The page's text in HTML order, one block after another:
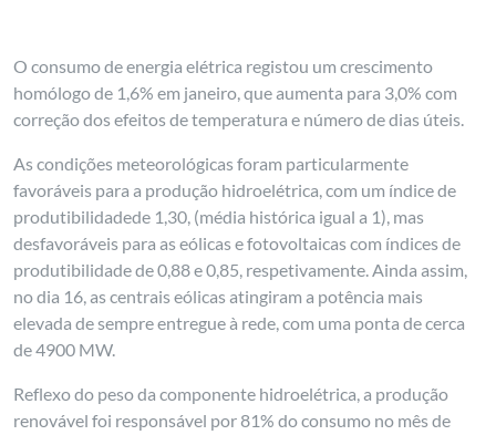
O consumo de energia elétrica registou um crescimento
homólogo de 1,6% em janeiro, que aumenta para 3,0% com
correção dos efeitos de temperatura e número de dias úteis.
As condições meteorológicas foram particularmente
favoráveis para a produção hidroelétrica, com um índice de
produtibilidadede 1,30, (média histórica igual a 1), mas
desfavoráveis para as eólicas e fotovoltaicas com índices de
produtibilidade de 0,88 e 0,85, respetivamente. Ainda assim,
no dia 16, as centrais eólicas atingiram a potência mais
elevada de sempre entregue à rede, com uma ponta de cerca
de 4900 MW.
Reflexo do peso da componente hidroelétrica, a produção
renovável foi responsável por 81% do consumo no mês de